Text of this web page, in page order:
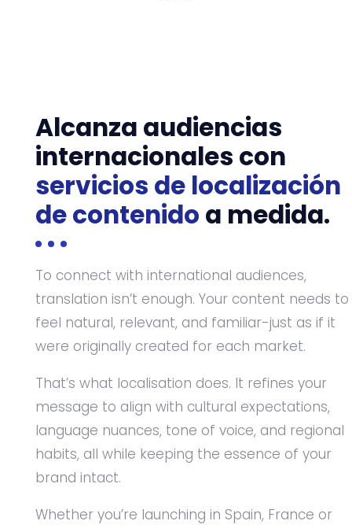
Alcanza audiencias
internacionales con
servicios de localización
de contenido a medida.
To connect with international audiences,
translation isn’t enough. Your content needs to
feel natural, relevant, and familiar-just as if it
were originally created for each market.
That’s what localisation does. It refines your
message to align with cultural expectations,
language nuances, tone of voice, and regional
habits, all while keeping the essence of your
brand intact.
Whether you’re launching in Spain, France or